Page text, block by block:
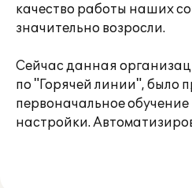
качество работы наших
значительно возросли.
Сейчас данная
по "Горячей линии", было
первоначальное
настройки.